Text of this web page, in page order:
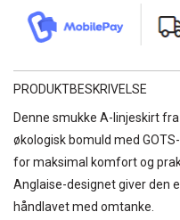
PRODUKTBESKRIVELSE
Denne smukke A-linjeskirt
økologisk bomuld med
for maksimal komfort og
Anglaise-designet giver den
håndlavet med omtanke.